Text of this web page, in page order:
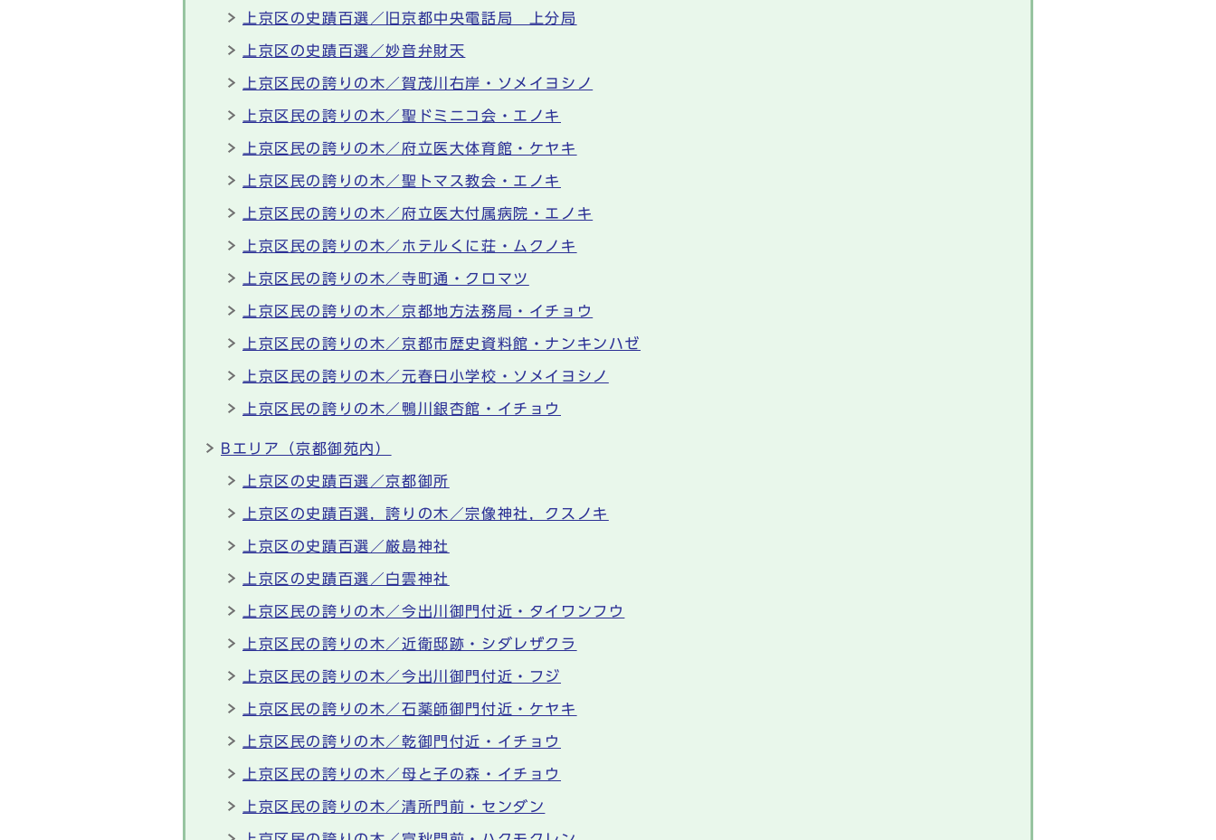
上京区の史蹟百選／旧京都中央電話局 上分局
上京区の史蹟百選／妙音弁財天
上京区民の誇りの木／賀茂川右岸・ソメイヨシノ
上京区民の誇りの木／聖ドミニコ会・エノキ
上京区民の誇りの木／府立医大体育館・ケヤキ
上京区民の誇りの木／聖トマス教会・エノキ
上京区民の誇りの木／府立医大付属病院・エノキ
上京区民の誇りの木／ホテルくに荘・ムクノキ
上京区民の誇りの木／寺町通・クロマツ
上京区民の誇りの木／京都地方法務局・イチョウ
上京区民の誇りの木／京都市歴史資料館・ナンキンハゼ
上京区民の誇りの木／元春日小学校・ソメイヨシノ
上京区民の誇りの木／鴨川銀杏館・イチョウ
Bエリア（京都御苑内）
上京区の史蹟百選／京都御所
上京区の史蹟百選，誇りの木／宗像神社，クスノキ
上京区の史蹟百選／厳島神社
上京区の史蹟百選／白雲神社
上京区民の誇りの木／今出川御門付近・タイワンフウ
上京区民の誇りの木／近衛邸跡・シダレザクラ
上京区民の誇りの木／今出川御門付近・フジ
上京区民の誇りの木／石薬師御門付近・ケヤキ
上京区民の誇りの木／乾御門付近・イチョウ
上京区民の誇りの木／母と子の森・イチョウ
上京区民の誇りの木／清所門前・センダン